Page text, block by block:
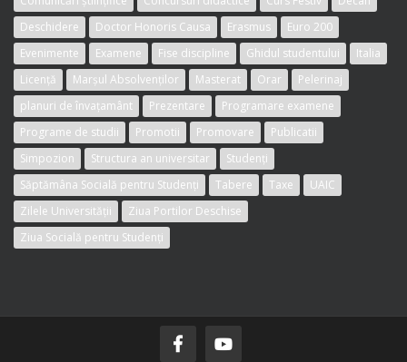
Deschidere
Doctor Honoris Causa Erasmus
Euro 200
Evenimente
Examene Fise discipline Ghidul studentului
Italia
Licență
Marșul Absolvenților Masterat Orar
Pelerinaj
planuri de învațamânt
Prezentare
Programare examene
Programe de studii
Promotii Promovare
Publicatii
Simpozion
Structura an universitar
Studenți
Săptămâna Socială pentru Studenți
Tabere Taxe
UAIC
Zilele Universității
Ziua Portilor Deschise
Ziua Socială pentru Studenți